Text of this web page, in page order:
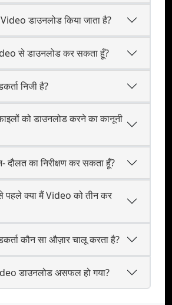
डाउनलोड किया जाता है?
से डाउनलोड कर सकता हूँ?
निजी है?
को डाउनलोड करने का कानूनी
दौलत का निरीक्षण कर सकता हूँ?
पहले क्या मैं Video को तीन कर
कौन सा औज़ार चालू करता है?
डाउनलोड असफल हो गया?